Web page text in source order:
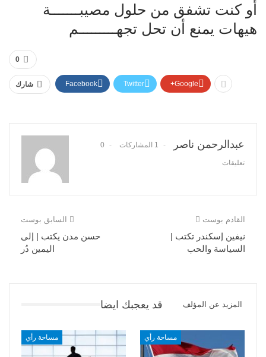
أو كنت تشفق من حلول مصيبـــــــة
هيهات يمنع أن تحل تجهـــــــــم
0
شارك Facebook Twitter Google+
عبدالرحمن ناصر 1 المشاركات 0
تعليقات
السابق بوست
حسن مدن يكتب | إلى
اليمين دُر
القادم بوست
نيفين إسكندر تكتب |
السياسة والحب
قد يعجبك ايضا المزيد عن المؤلف
مساحة رأي مساحة رأي